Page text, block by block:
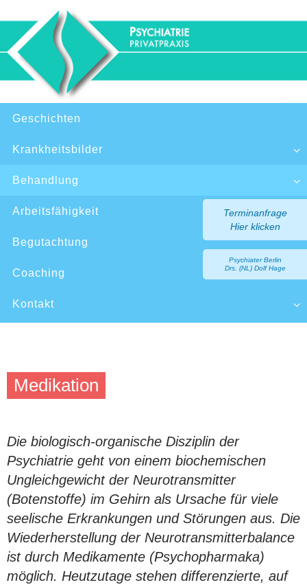
Inhalt
springen
InhaltGeschichten
Krankheitsbilder
Behandlung
Arbeitsfähigkeit
Begutachtung
Coaching
Kontakt
Terminanfrage
Hier klicken
Psychiater Berlin
Drs. (NL) Dolf Hage
Medikation
Die biologisch-organische Disziplin der
Psychiatrie geht von einem biochemischen
Ungleichgewicht der Neurotransmitter
(Botenstoffe) im Gehirn als Ursache für viele
seelische Erkrankungen und Störungen aus. Die
Wiederherstellung der Neurotransmitterbalance
ist durch Medikamente (Psychopharmaka)
möglich. Heutzutage stehen differenzierte, auf